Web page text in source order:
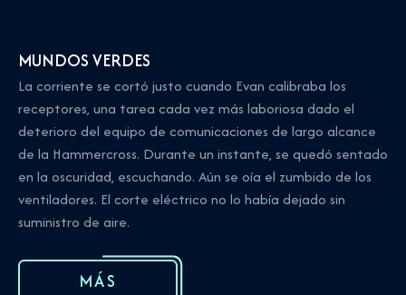
MUNDOS VERDES
La corriente se cortó justo cuando Evan calibraba los
receptores, una tarea cada vez más laboriosa dado el
deterioro del equipo de comunicaciones de largo alcance
de la Hammercross. Durante un instante, se quedó sentado
en la oscuridad, escuchando. Aún se oía el zumbido de los
ventiladores. El corte eléctrico no lo había dejado sin
suministro de aire.
MÁS